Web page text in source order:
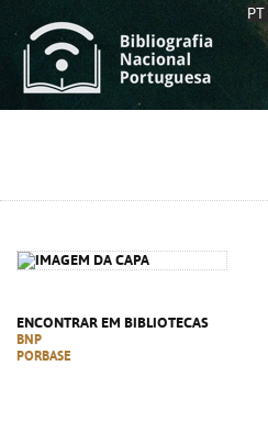
PT
ENCONTRAR EM BIBLIOTECAS
BNP
PORBASE